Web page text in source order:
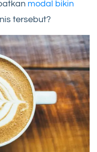
modal bikin
tersebut?